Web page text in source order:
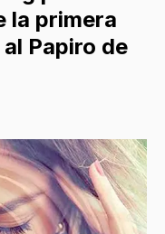
la primera
Papiro de